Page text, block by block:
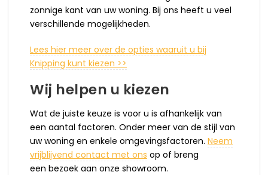
zonnige kant van uw woning. Bij ons heeft u veel
verschillende mogelijkheden.
Lees hier meer over de opties waaruit u bij
Knipping kunt kiezen >>
Wij helpen u kiezen
Wat de juiste keuze is voor u is afhankelijk van
een aantal factoren. Onder meer van de stijl van
uw woning en enkele omgevingsfactoren. Neem
vrijblijvend contact met ons op of breng
een bezoek aan onze showroom.